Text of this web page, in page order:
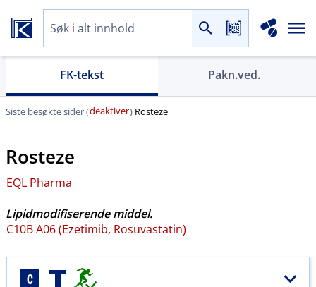
FK-tekst Pakn.ved.
Siste besøkte sider (deaktiver) Rosteze
Rosteze
EQL Pharma
Lipidmodifiserende middel.
C10B A06 (Ezetimib, Rosuvastatin)